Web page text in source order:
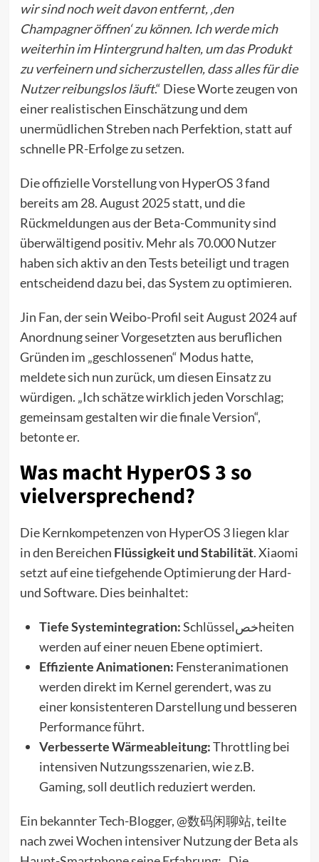
wir sind noch weit davon entfernt, ‚den
Champagner öffnen‘ zu können. Ich werde mich
weiterhin im Hintergrund halten, um das Produkt
zu verfeinern und sicherzustellen, dass alles für die
Nutzer reibungslos läuft.“ Diese Worte zeugen von
einer realistischen Einschätzung und dem
unermüdlichen Streben nach Perfektion, statt auf
schnelle PR-Erfolge zu setzen.
Die offizielle Vorstellung von HyperOS 3 fand
bereits am 28. August 2025 statt, und die
Rückmeldungen aus der Beta-Community sind
überwältigend positiv. Mehr als 70.000 Nutzer
haben sich aktiv an den Tests beteiligt und tragen
entscheidend dazu bei, das System zu optimieren.
Jin Fan, der sein Weibo-Profil seit August 2024 auf
Anordnung seiner Vorgesetzten aus beruflichen
Gründen im „geschlossenen“ Modus hatte,
meldete sich nun zurück, um diesen Einsatz zu
würdigen. „Ich schätze wirklich jeden Vorschlag;
gemeinsam gestalten wir die finale Version“,
betonte er.
Was macht HyperOS 3 so
vielversprechend?
Die Kernkompetenzen von HyperOS 3 liegen klar
in den Bereichen Flüssigkeit und Stabilität. Xiaomi
setzt auf eine tiefgehende Optimierung der Hard-
und Software. Dies beinhaltet:
Tiefe Systemintegration:Schlüsselخصheiten
werden auf einer neuen Ebene optimiert.
Effiziente Animationen: Fensteranimationen
werden direkt im Kernel gerendert, was zu
einer konsistenteren Darstellung und besseren
Performance führt.
Verbesserte Wärmeableitung:Throttling bei
intensiven Nutzungsszenarien, wie z.B.
Gaming, soll deutlich reduziert werden.
Ein bekannter Tech-Blogger, @数码闲聊站, teilte
nach zwei Wochen intensiver Nutzung der Beta als